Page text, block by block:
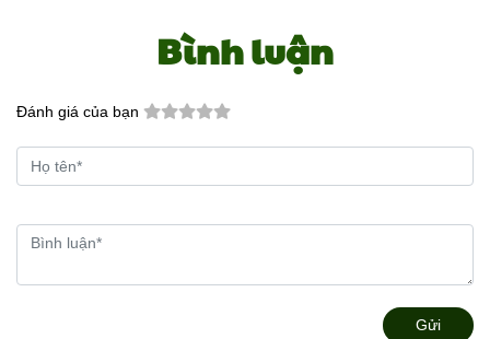
Bình luận
Đánh giá của bạn
Gửi